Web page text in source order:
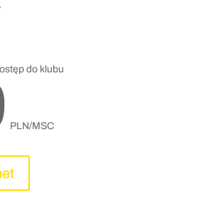
do klubu
PLN/MSC